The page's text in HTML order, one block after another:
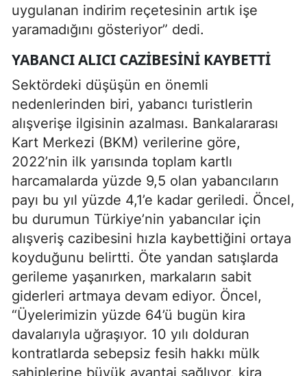
uygulanan indirim reçetesinin artık işe
yaramadığını gösteriyor” dedi.
YABANCI ALICI CAZIBESINI KAYBETTI
Sektördeki düşüşün en önemli
nedenlerinden biri, yabancı turistlerin
alışverişe ilgisinin azalması. Bankalararası
Kart Merkezi (BKM) verilerine göre,
2022’nin ilk yarısında toplam kartlı
harcamalarda yüzde 9,5 olan yabancıların
payı bu yıl yüzde 4,1’e kadar geriledi. Öncel,
bu durumun Türkiye’nin yabancılar için
alışveriş cazibesini hızla kaybettiğini ortaya
koyduğunu belirtti. Öte yandan satışlarda
gerileme yaşanırken, markaların sabit
giderleri artmaya devam ediyor. Öncel,
“Üyelerimizin yüzde 64’ü bugün kira
davalarıyla uğraşıyor. 10 yılı dolduran
kontratlarda sebepsiz fesih hakkı mülk
sahiplerine büyük avantaj sağlıyor, kira